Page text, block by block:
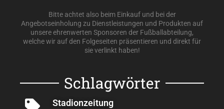
Bitte achtet also beim Einkauf und bei der
Angebotseinholung zu Dienstleistungen und Produkten auf
unsere ehrenwerten Sponsoren der Fußballabteilung,
welche wir auf den Folgeseiten präsentieren und direkt für
sie verlinkt haben!
Schlagwörter
Stadionzeitung